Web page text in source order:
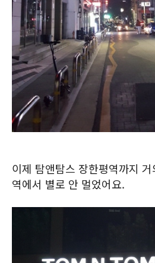
이제 탐앤탐스 장한평역까지
역에서 별로 안 멀었어요.